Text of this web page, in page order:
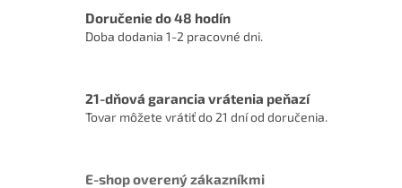
Doručenie do 48 hodín
Doba dodania 1-2 pracovné dni.
21-dňová garancia vrátenia peňazí
Tovar môžete vrátiť do 21 dní od doručenia.
E-shop overený zákazníkmi